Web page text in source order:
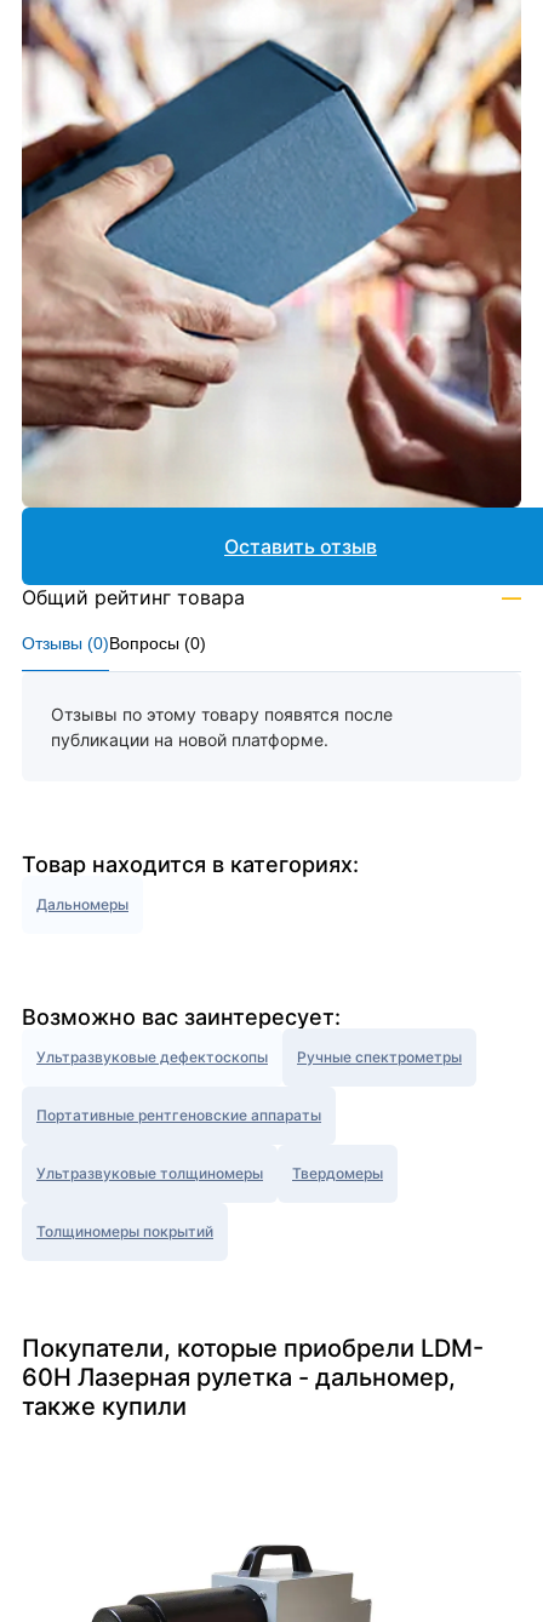
Отзывы (0)Вопросы (0)
Отзывы по этому товару появятся после
публикации на новой платформе.
Оставить отзыв
Общий рейтинг товара —
Товар находится в категориях:
Дальномеры
Возможно вас заинтересует:
Ультразвуковые дефектоскопы Ручные спектрометры
Портативные рентгеновские аппараты
Ультразвуковые толщиномеры Твердомеры
Толщиномеры покрытий
Покупатели, которые приобрели LDM-
60H Лазерная рулетка - дальномер,
также купили